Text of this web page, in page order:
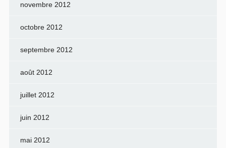
novembre 2012
octobre 2012
septembre 2012
août 2012
juillet 2012
juin 2012
mai 2012